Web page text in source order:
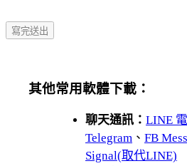
其他常用軟體下載：
聊天通訊： LINE
Telegram 、 FB
Signal(取代LINE)